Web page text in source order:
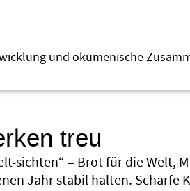
und ökumenische
treu
sichten“ – Brot für die Welt,
Jahr stabil halten. Scharfe